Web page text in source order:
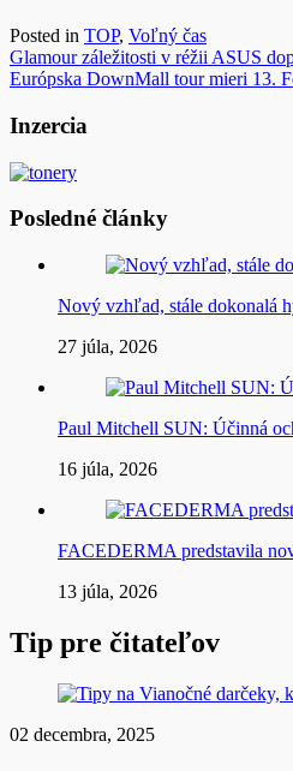
Posted in TOP, Voľný čas
Navigácia
v
článku
Glamour záležitosti v réžii ASUS
Európska DownMall tour mieri 13.
Inzercia
Posledné články
Nový vzhľad, stále dokonalá
27 júla, 2026
Paul Mitchell SUN: Účinná
16 júla, 2026
FACEDERMA predstavila
13 júla, 2026
Tip pre čitateľov
02 decembra, 2025